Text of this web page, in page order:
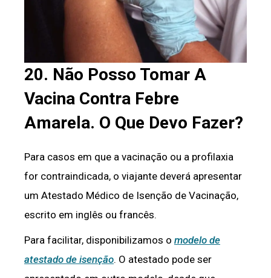
20. Não Posso Tomar A
Vacina Contra Febre
Amarela. O Que Devo Fazer?
Para casos em que a vacinação ou a profilaxia
for contraindicada, o viajante deverá apresentar
um Atestado Médico de Isenção de Vacinação,
escrito em inglês ou francês.
Para facilitar, disponibilizamos o modelo de
atestado de isenção. O atestado pode ser